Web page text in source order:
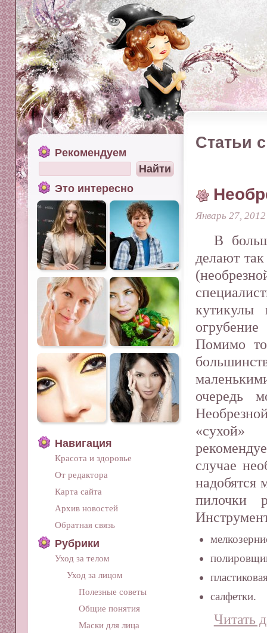
Статьи
Январь 27, 2012
В
делают
кути­кулы
Помимо
очередь
случае
пилоч­ки
салфетки.
Читать
Рекомендуем
Это интересно
Навигация
Красота и здоровье
От редактора
Карта сайта
Архив новостей
Обратная связь
Рубрики
Уход за телом
Уход за лицом
Полезные советы
Общие понятия
Маски для лица